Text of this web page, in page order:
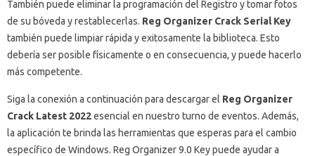
También puede eliminar la programación del Registro y tomar fotos
de su bóveda y restablecerlas. Reg Organizer Crack Serial Key
también puede limpiar rápida y exitosamente la biblioteca. Esto
debería ser posible físicamente o en consecuencia, y puede hacerlo
más competente.
Siga la conexión a continuación para descargar el Reg Organizer
Crack Latest 2022esencial en nuestro turno de eventos. Además,
la aplicación te brinda las herramientas que esperas para el cambio
específico de Windows. Reg Organizer 9.0 Key puede ayudar a